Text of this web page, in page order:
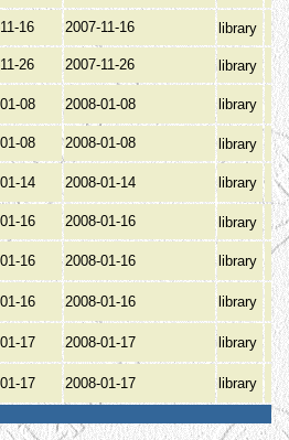
16 2007-11-16 library
26 2007-11-26 library
08 2008-01-08 library
08 2008-01-08 library
14 2008-01-14 library
16 2008-01-16 library
16 2008-01-16 library
16 2008-01-16 library
17 2008-01-17 library
17 2008-01-17
library